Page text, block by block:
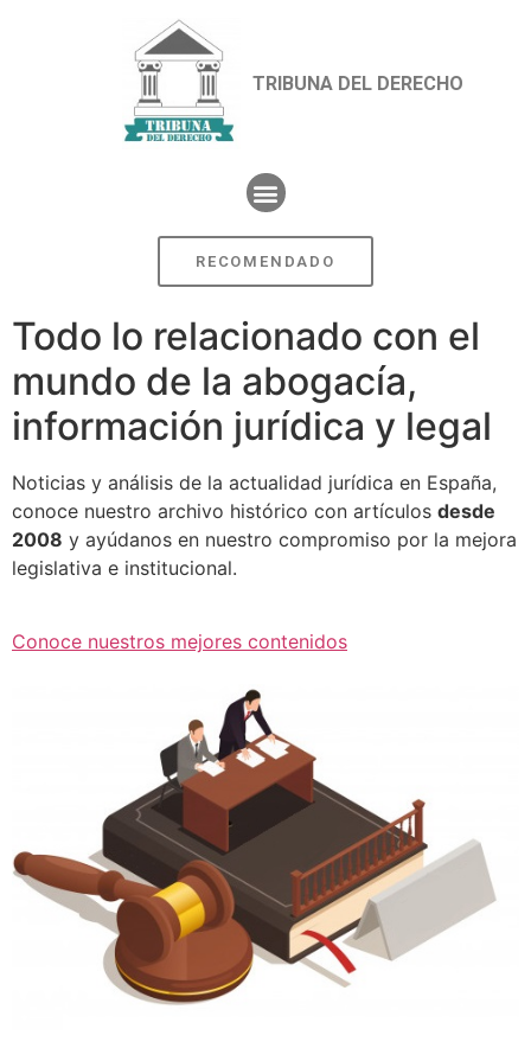
TRIBUNA DEL DERECHO
RECOMENDADO
Todo lo relacionado con el
mundo de la abogacía,
información jurídica y legal
Noticias y análisis de la actualidad jurídica en España,
conoce nuestro archivo histórico con artículos desde
2008 y ayúdanos en nuestro compromiso por la mejora
legislativa e institucional.
Conoce nuestros mejores contenidos